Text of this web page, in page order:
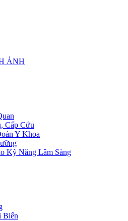
ẢNH
Cấp Cứu
Y Khoa
Kỹ Năng Lâm Sàng
Biến